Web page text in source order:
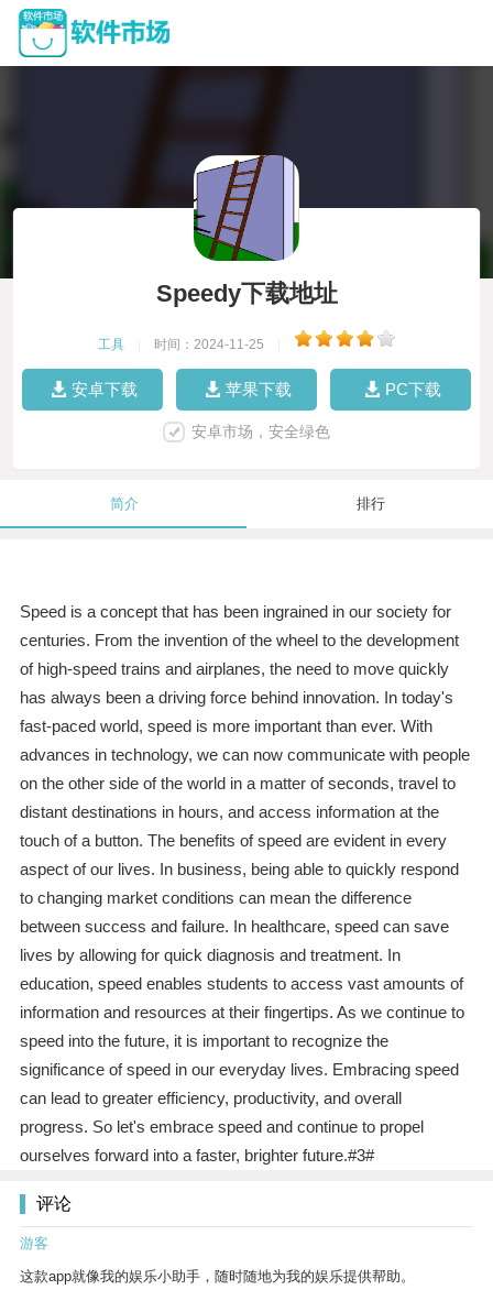
Speedy下载地址
工具 时间：2024-11-25
安卓下载 苹果下载 PC下载
安卓市场，安全绿色
简介 排行
Speed is a concept that has been ingrained in our society for
centuries. From the invention of the wheel to the development
of high-speed trains and airplanes, the need to move quickly
has always been a driving force behind innovation. In today's
fast-paced world, speed is more important than ever. With
advances in technology, we can now communicate with people
on the other side of the world in a matter of seconds, travel to
distant destinations in hours, and access information at the
touch of a button. The benefits of speed are evident in every
aspect of our lives. In business, being able to quickly respond
to changing market conditions can mean the difference
between success and failure. In healthcare, speed can save
lives by allowing for quick diagnosis and treatment. In
education, speed enables students to access vast amounts of
information and resources at their fingertips. As we continue to
speed into the future, it is important to recognize the
significance of speed in our everyday lives. Embracing speed
can lead to greater efficiency, productivity, and overall
progress. So let's embrace speed and continue to propel
ourselves forward into a faster, brighter future.#3#
评论
游客
这款app就像我的娱乐小助手，随时随地为我的娱乐提供帮助。